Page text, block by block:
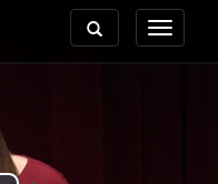
Toggle
Toggle
navigation